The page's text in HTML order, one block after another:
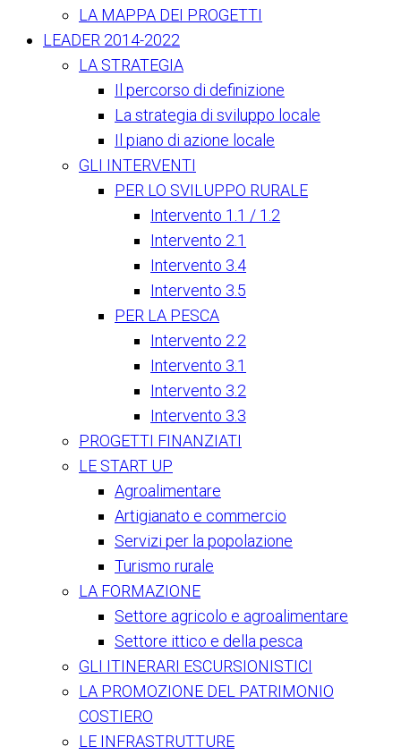
LA MAPPA DEI PROGETTI
LEADER 2014-2022
LA STRATEGIA
Il percorso di definizione
La strategia di sviluppo locale
Il piano di azione locale
GLI INTERVENTI
PER LO SVILUPPO RURALE
Intervento 1.1 / 1.2
Intervento 2.1
Intervento 3.4
Intervento 3.5
PER LA PESCA
Intervento 2.2
Intervento 3.1
Intervento 3.2
Intervento 3.3
PROGETTI FINANZIATI
LE START UP
Agroalimentare
Artigianato e commercio
Servizi per la popolazione
Turismo rurale
LA FORMAZIONE
Settore agricolo e agroalimentare
Settore ittico e della pesca
GLI ITINERARI ESCURSIONISTICI
LA PROMOZIONE DEL PATRIMONIO
COSTIERO
LE INFRASTRUTTURE